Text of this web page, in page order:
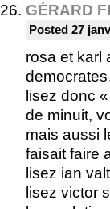
GÉRARD
Posted 27
rosa et karl
lisez donc
de minuit,
mais aussi
faisait faire
lisez ian
lisez victor